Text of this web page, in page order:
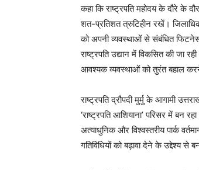
कहा कि राष्ट्रपति महोदय के दौरे के
शत-प्रतिशत त्रुटिहीन रखें।
को अपनी व्यवस्थाओं से संबंधित फिटनेस
राष्ट्रपति उद्यान में विकसित की जा
आवश्यक व्यवस्थाओं को तुरंत बहाल
राष्ट्रपति द्रौपदी मुर्मु के आगामी
‘राष्ट्रपति आशियाना’ परिसर में बन
अत्याधुनिक और विश्वस्तरीय पार्क
गतिविधियों को बढ़ावा देने के उद्देश्य